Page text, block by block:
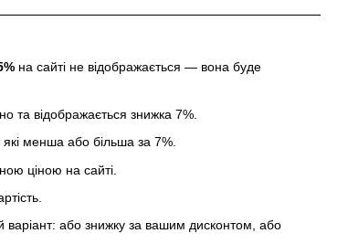
на сайті не відображається — вона буде
та відображається знижка 7%.
які менша або більша за 7%.
ціною на сайті.
або знижку за вашим дисконтом, або